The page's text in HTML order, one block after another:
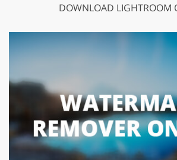
DOWNLOAD LIGHTROOM